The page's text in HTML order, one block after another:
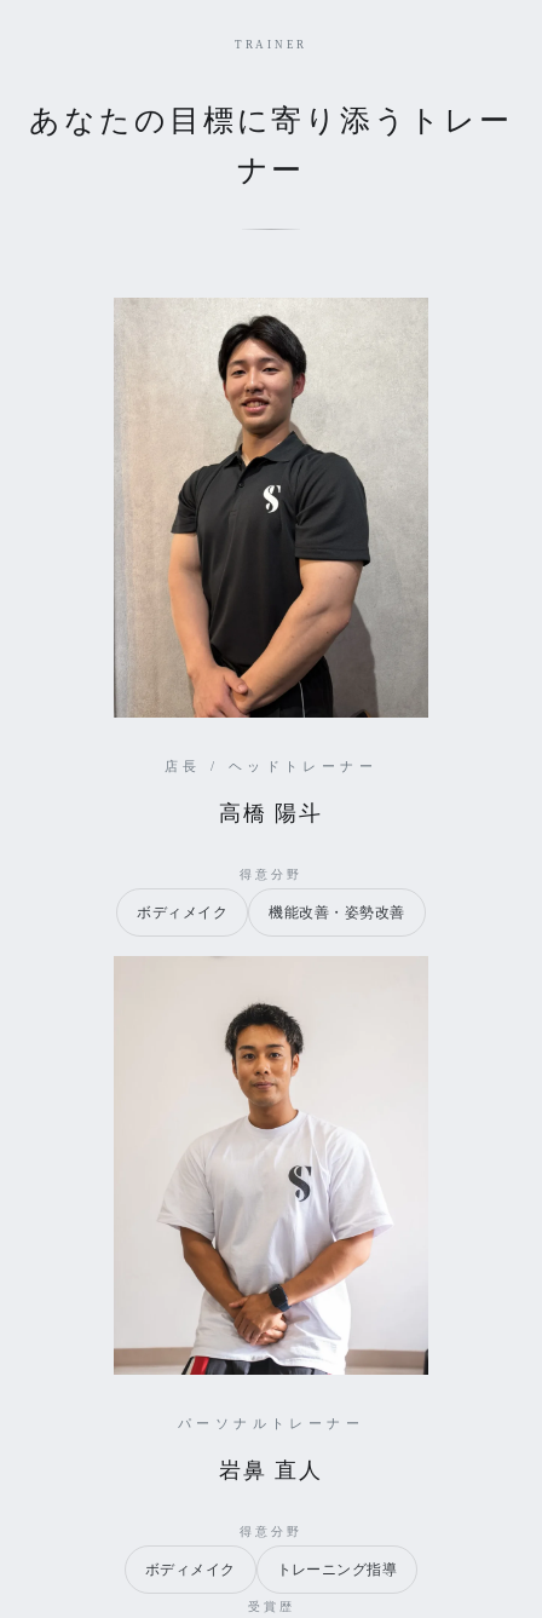
TRAINER
あなたの目標に寄り添うトレー
ナー
店長 / ヘッドトレーナー
高橋 陽斗
得意分野
ボディメイク 機能改善・姿勢改善
パーソナルトレーナー
岩鼻 直人
得意分野
ボディメイク トレーニング指導
受賞歴